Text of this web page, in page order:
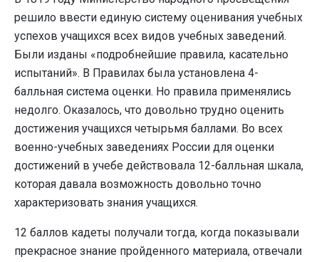
решило ввести единую систему оценивания учебных
успехов учащихся всех видов учебных заведений.
Были изданы «подробнейшие правила, касательно
испытаний». В Правилах была установлена 4-
балльная система оценки. Но правила применялись
недолго. Оказалось, что довольно трудно оценить
достижения учащихся четырьмя баллами. Во всех
военно-учебных заведениях России для оценки
достижений в учебе действовала 12-балльная шкала,
которая давала возможность довольно точно
характеризовать знания учащихся.
12 баллов кадеты получали тогда, когда показывали
прекрасное знание пройденного материала, отвечали